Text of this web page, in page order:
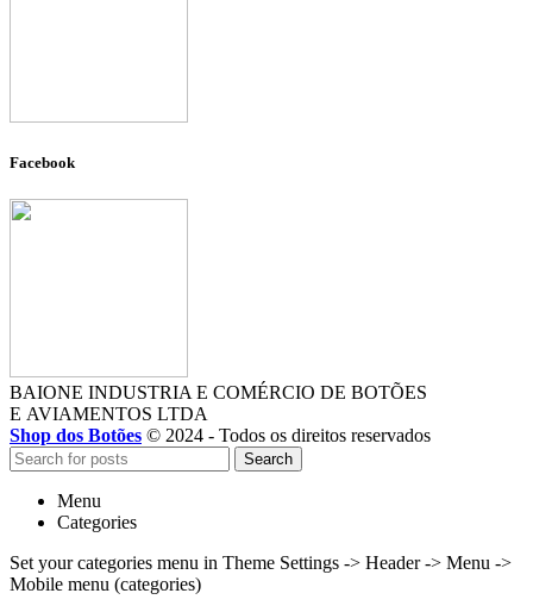
Facebook
BAIONE INDUSTRIA E COMÉRCIO DE BOTÕES
E AVIAMENTOS LTDA
Shop dos Botões © 2024 - Todos os direitos reservados
Search
Menu
Categories
Set your categories menu in Theme Settings -> Header -> Menu ->
Mobile menu (categories)